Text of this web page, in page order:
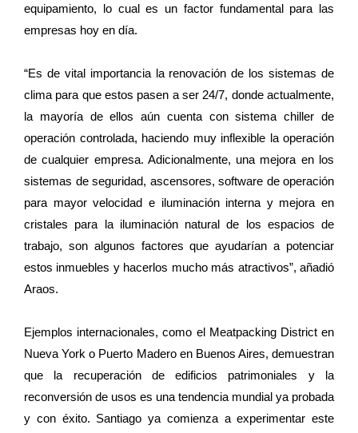
equipamiento, lo cual es un factor fundamental para las
empresas hoy en día.
“Es de vital importancia la renovación de los sistemas de
clima para que estos pasen a ser 24/7, donde actualmente,
la mayoría de ellos aún cuenta con sistema chiller de
operación controlada, haciendo muy inflexible la operación
de cualquier empresa. Adicionalmente, una mejora en los
sistemas de seguridad, ascensores, software de operación
para mayor velocidad e iluminación interna y mejora en
cristales para la iluminación natural de los espacios de
trabajo, son algunos factores que ayudarían a potenciar
estos inmuebles y hacerlos mucho más atractivos”, añadió
Araos.
Ejemplos internacionales, como el Meatpacking District en
Nueva York o Puerto Madero en Buenos Aires, demuestran
que la recuperación de edificios patrimoniales y la
reconversión de usos es una tendencia mundial ya probada
y con éxito. Santiago ya comienza a experimentar este